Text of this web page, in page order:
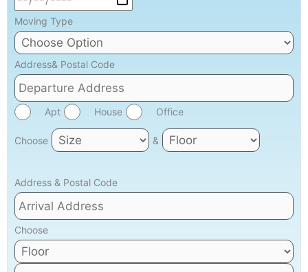
Moving Type
Address& Postal Code
Apt House Office
Choose &
Address & Postal Code
Choose